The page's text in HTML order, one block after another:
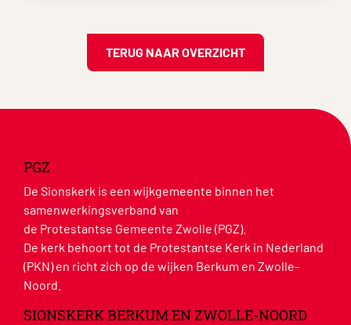
TERUG NAAR OVERZICHT
PGZ
De Sionskerk is een wijkgemeente binnen het
samenwerkingsverband van
de Protestantse Gemeente Zwolle (PGZ).
De kerk behoort tot de Protestantse Kerk in Nederland
(PKN) en richt zich op de wijken Berkum en Zwolle-
Noord.
SIONSKERK BERKUM EN ZWOLLE-NOORD